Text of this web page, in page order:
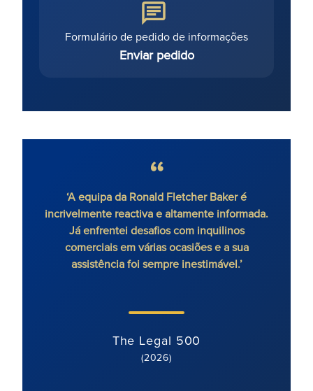
Formulário de pedido de informações
Enviar pedido
‘A equipa da Ronald Fletcher Baker é
incrivelmente reactiva e altamente informada.
Já enfrentei desafios com inquilinos
comerciais em várias ocasiões e a sua
assistência foi sempre inestimável.’
The Legal 500
(2026)